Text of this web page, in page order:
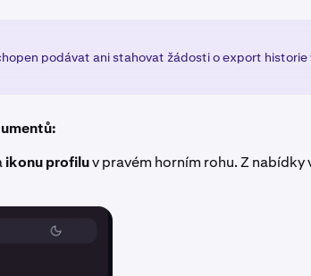
podávat ani stahovat žádosti o export historie
ikonu profiluv pravém horním rohu. Z